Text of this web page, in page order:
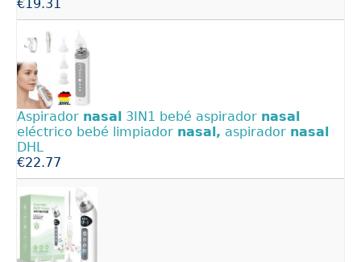
€19.31
Aspirador nasal 3IN1 bebé aspirador nasal
eléctrico bebé limpiador nasal, aspirador nasal
DHL
€22.77